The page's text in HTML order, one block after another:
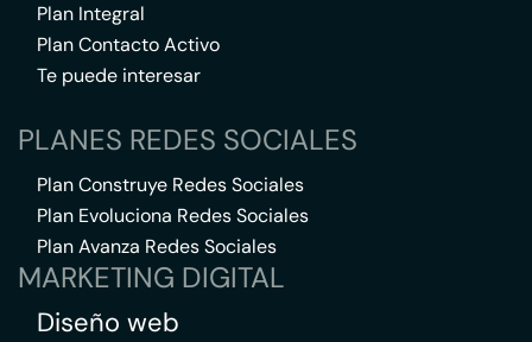
Plan Integral
Plan Contacto Activo
Te puede interesar
PLANES REDES SOCIALES
Plan Construye Redes Sociales
Plan Evoluciona Redes Sociales
Plan Avanza Redes Sociales
MARKETING DIGITAL
Diseño web